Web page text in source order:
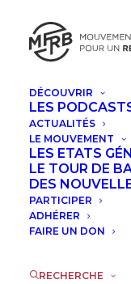
DÉCOUVRIR
LES
ACTUALITÉS
LE MOUVEMENT
LES ETATS
LE TOUR DE
DES
PARTICIPER
ADHÉRER
FAIRE UN DON
RECHERCHE
La
parti